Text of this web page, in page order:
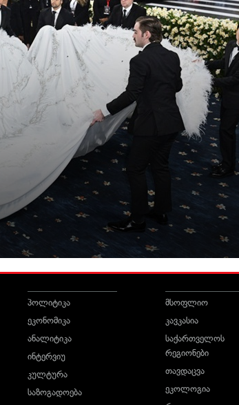
პოლიტიკა
ეკონომიკა
ანალიტიკა
ინტერვიუ
კულტურა
საზოგადოება
მსოფლიო
კავკასია
საქართველოს
რეგიონები
თავდაცვა
ეკოლოგია